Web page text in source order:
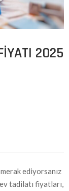
2025
ediyorsanız
tadilatı fiyatları,